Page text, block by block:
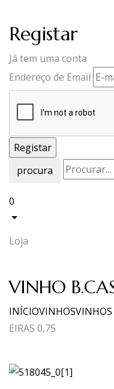
Registar
Já tem uma conta
Endereço de Email
procura
0
Loja
VINHO
INÍCIOVINHOS
EIRAS 0,75